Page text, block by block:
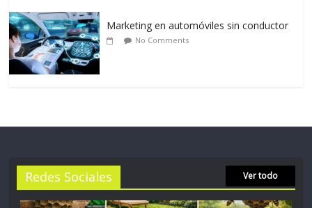
Marketing en automóviles sin conductor
No Comments
Redes Sociales Ver todo